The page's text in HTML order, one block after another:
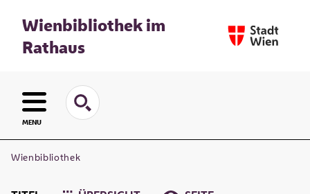
Wienbibliothek im
Rathaus
MENU
Wienbibliothek